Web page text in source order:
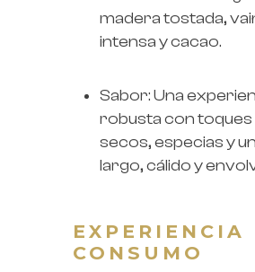
madera tostada,
intensa y cacao.
Sabor:Una
robusta con
secos, especias y
largo, cálido y
EXPERIENCIA
CONSUMO